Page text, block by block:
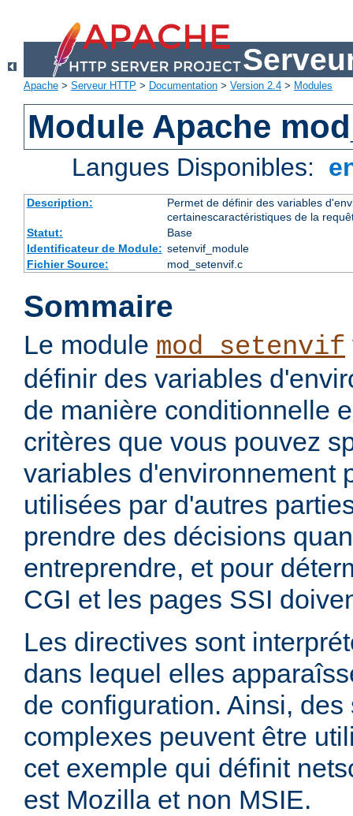
Apache > Serveur HTTP > Documentation > Version 2.4 > Modules
Module Apache
Langues Disponibles:
Description:
Permet de définir des variables
certainescaractéristiques de la
Statut:
Base
Identificateur de Module: setenvif_module
Fichier Source:
mod_setenvif.c
Sommaire
Le module mod_setenvif
définir des variables
de manière conditionnelle
critères que vous pouvez
variables d'environnement
utilisées par d'autres
prendre des décisions
entreprendre, et pour
CGI et les pages SSI
Les directives sont
dans lequel elles
de configuration. Ainsi,
complexes peuvent être
cet exemple qui définit
est Mozilla et non MSIE.